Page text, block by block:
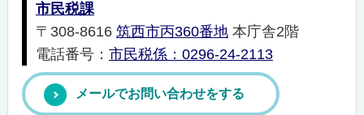
市民税課
〒308-8616 筑西市丙360番地本庁舎2階
電話番号： 市民税係：0296-24-2113
メールでお問い合わせをする